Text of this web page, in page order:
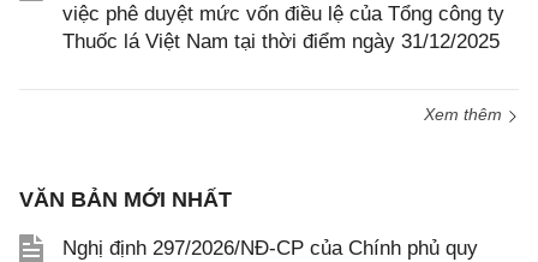
việc phê duyệt mức vốn điều lệ của Tổng công ty
Thuốc lá Việt Nam tại thời điểm ngày 31/12/2025
Xem thêm
VĂN BẢN MỚI NHẤT
Nghị định 297/2026/NĐ-CP của Chính phủ quy